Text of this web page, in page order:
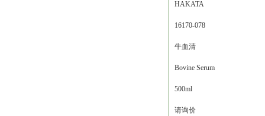
HAKATA
16170-078
牛血清
Bovine Serum
500ml
请询价